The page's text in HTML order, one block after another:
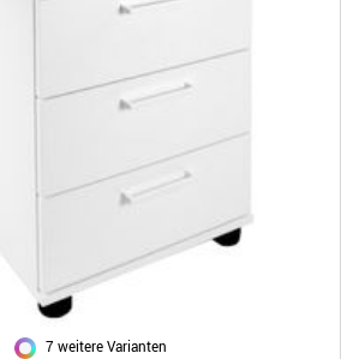
7 weitere Varianten